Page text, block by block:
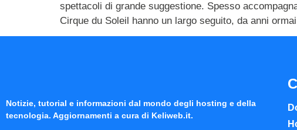
spettacoli di grande suggestione. Spesso
Cirque du Soleil hanno un largo seguito, da anni
Notizie, tutorial e informazioni dal mondo degli hosting e della
tecnologia. Aggiornamenti a cura di Keliweb.it.